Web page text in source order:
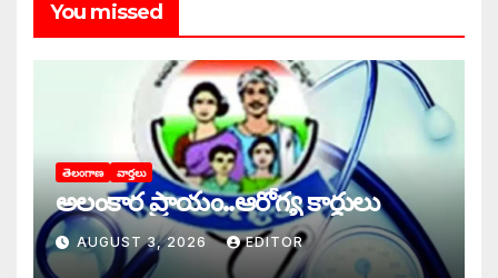
You missed
తెలంగాణ వార్తలు
అలంకార ప్రాయం..ఆరోగ్య కార్డులు
AUGUST 3, 2026 EDITOR